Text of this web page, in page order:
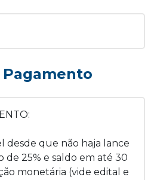
desde que não haja lance
de 25% e saldo em até 30
monetária (vide edital e